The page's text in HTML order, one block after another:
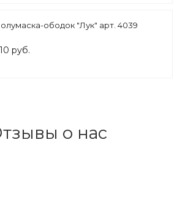
ободок "Лук" арт. 4039
руб.
о нас